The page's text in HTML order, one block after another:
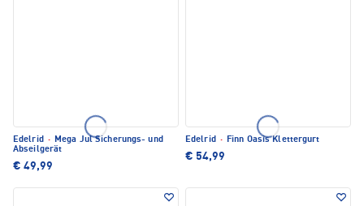
Edelrid · Mega Jul Sicherungs- und
Abseilgerät
€ 49,99
Edelrid · Finn Oasis Klettergurt
€ 54,99